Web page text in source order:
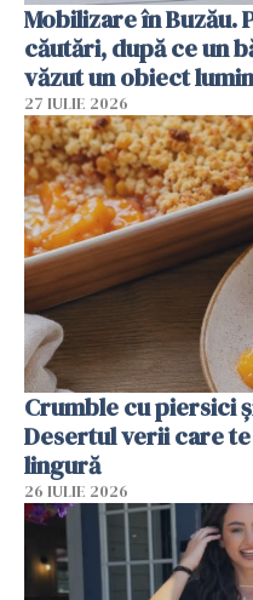
Mobilizare în Buzău.
căutări, după ce un
văzut un obiect
27 IULIE 2026
Crumble cu piersici
Desertul verii care
lingură
26 IULIE 2026